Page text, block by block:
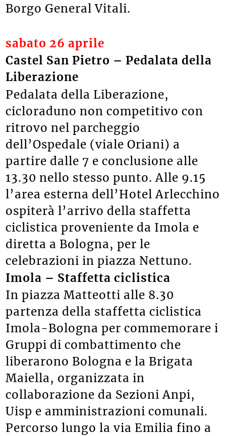
Borgo General Vitali.
sabato 26 aprile
Castel San Pietro – Pedalata della
Liberazione
Pedalata della Liberazione,
cicloraduno non competitivo con
ritrovo nel parcheggio
dell’Ospedale (viale Oriani) a
partire dalle 7 e conclusione alle
13.30 nello stesso punto. Alle 9.15
l’area esterna dell’Hotel Arlecchino
ospiterà l’arrivo della staffetta
ciclistica proveniente da Imola e
diretta a Bologna, per le
celebrazioni in piazza Nettuno.
Imola – Staffetta ciclistica
In piazza Matteotti alle 8.30
partenza della staffetta ciclistica
Imola-Bologna per commemorare i
Gruppi di combattimento che
liberarono Bologna e la Brigata
Maiella, organizzata in
collaborazione da Sezioni Anpi,
Uisp e amministrazioni comunali.
Percorso lungo la via Emilia fino a